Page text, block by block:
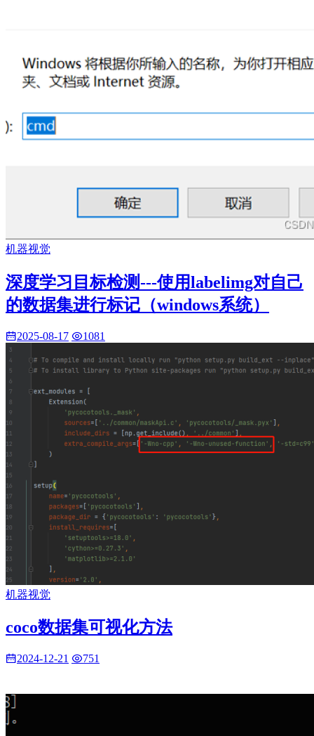
机器视觉
深度学习目标检测---使用labelimg对自己
的数据集进行标记（windows系统）
2025-08-17 1081
机器视觉
coco数据集可视化方法
2024-12-21 751